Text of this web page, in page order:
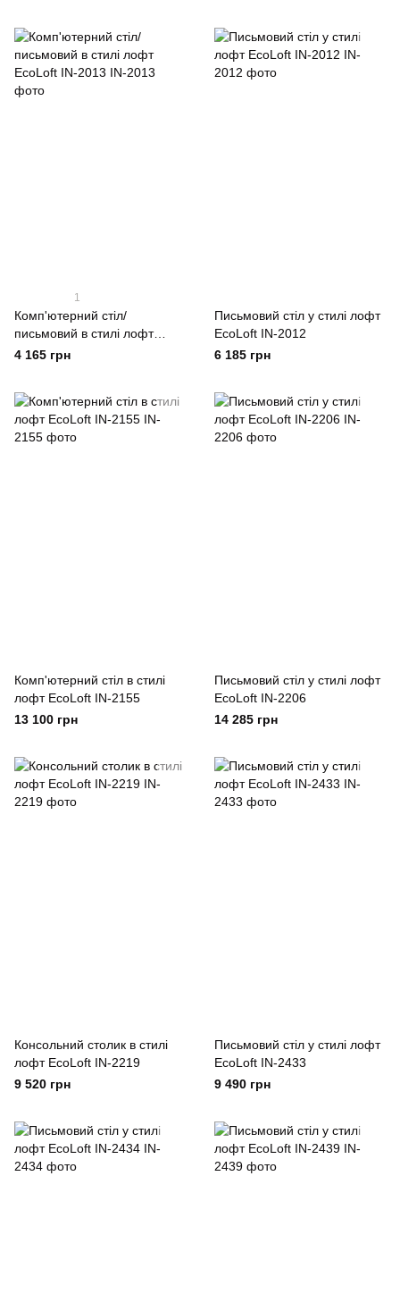
1
Комп'ютерний стіл/
письмовий в стилі лофт
EcoLoft IN-2013
4 165 грн
Письмовий стіл у стилі лофт
EcoLoft IN-2012
6 185 грн
Комп'ютерний стіл в стилі
лофт EcoLoft IN-2155
13 100 грн
Письмовий стіл у стилі лофт
EcoLoft IN-2206
14 285 грн
Консольний столик в стилі
лофт EcoLoft IN-2219
9 520 грн
Письмовий стіл у стилі лофт
EcoLoft IN-2433
9 490 грн